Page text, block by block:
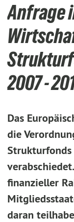
Anfrage
2007 -
Das
die
finanzieller
daran